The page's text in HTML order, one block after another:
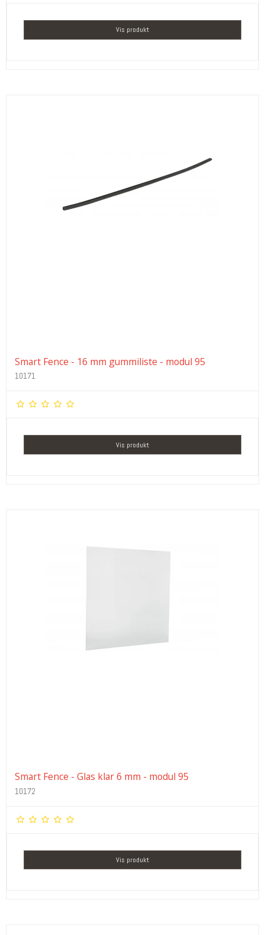
Vis produkt
Smart Fence - 16 mm gummiliste - modul 95
10171
Vis produkt
Smart Fence - Glas klar 6 mm - modul 95
10172
Vis produkt